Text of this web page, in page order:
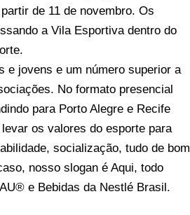
de 11 de novembro. Os
a Vila Esportiva dentro do
e jovens e um número superior a
No formato presencial
para Porto Alegre e Recife
os valores do esporte para
socialização, tudo de bom
nosso slogan é Aqui, todo
e Bebidas da Nestlé Brasil.